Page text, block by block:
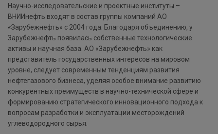
Научно-исследовательские и проектные институты –
ВНИИнефть входят в состав группы компаний АО
«Зарубежнефть» с 2004 года. Благодаря объединению, у
Зарубежнефть появилась собственные технологические
активы и научная база. АО «Зарубежнефть» как
представитель государственных интересов на мировом
уровне, следует современным тенденциям развития
нефтегазового бизнеса, уделяя особое внимание развитию
конкурентных преимуществ в научно-технической сфере и
формированию стратегического инновационного подхода к
вопросам разработки и эксплуатации месторождений
углеводородного сырья.